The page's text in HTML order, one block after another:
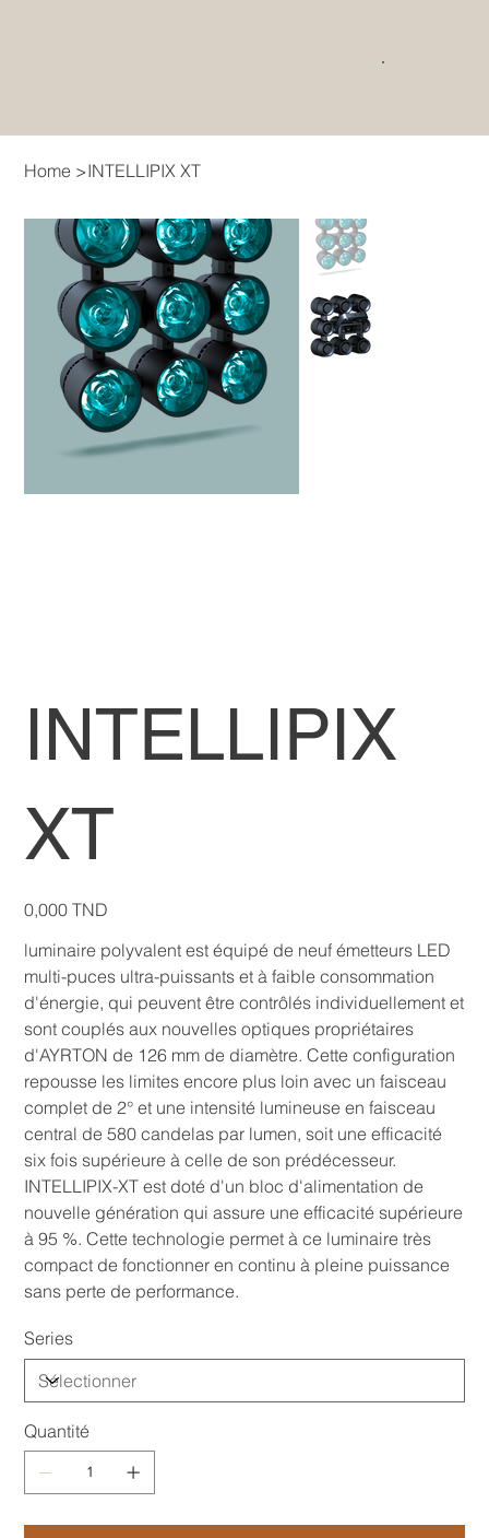
Home >INTELLIPIX XT
INTELLIPIX
XT
Prix
0,000 TND
luminaire polyvalent est équipé de neuf émetteurs LED
multi-puces ultra-puissants et à faible consommation
d'énergie, qui peuvent être contrôlés individuellement et
sont couplés aux nouvelles optiques propriétaires
d'AYRTON de 126 mm de diamètre. Cette configuration
repousse les limites encore plus loin avec un faisceau
complet de 2° et une intensité lumineuse en faisceau
central de 580 candelas par lumen, soit une efficacité
six fois supérieure à celle de son prédécesseur.
INTELLIPIX-XT est doté d'un bloc d'alimentation de
nouvelle génération qui assure une efficacité supérieure
à 95 %. Cette technologie permet à ce luminaire très
compact de fonctionner en continu à pleine puissance
sans perte de performance.
Series
Quantité